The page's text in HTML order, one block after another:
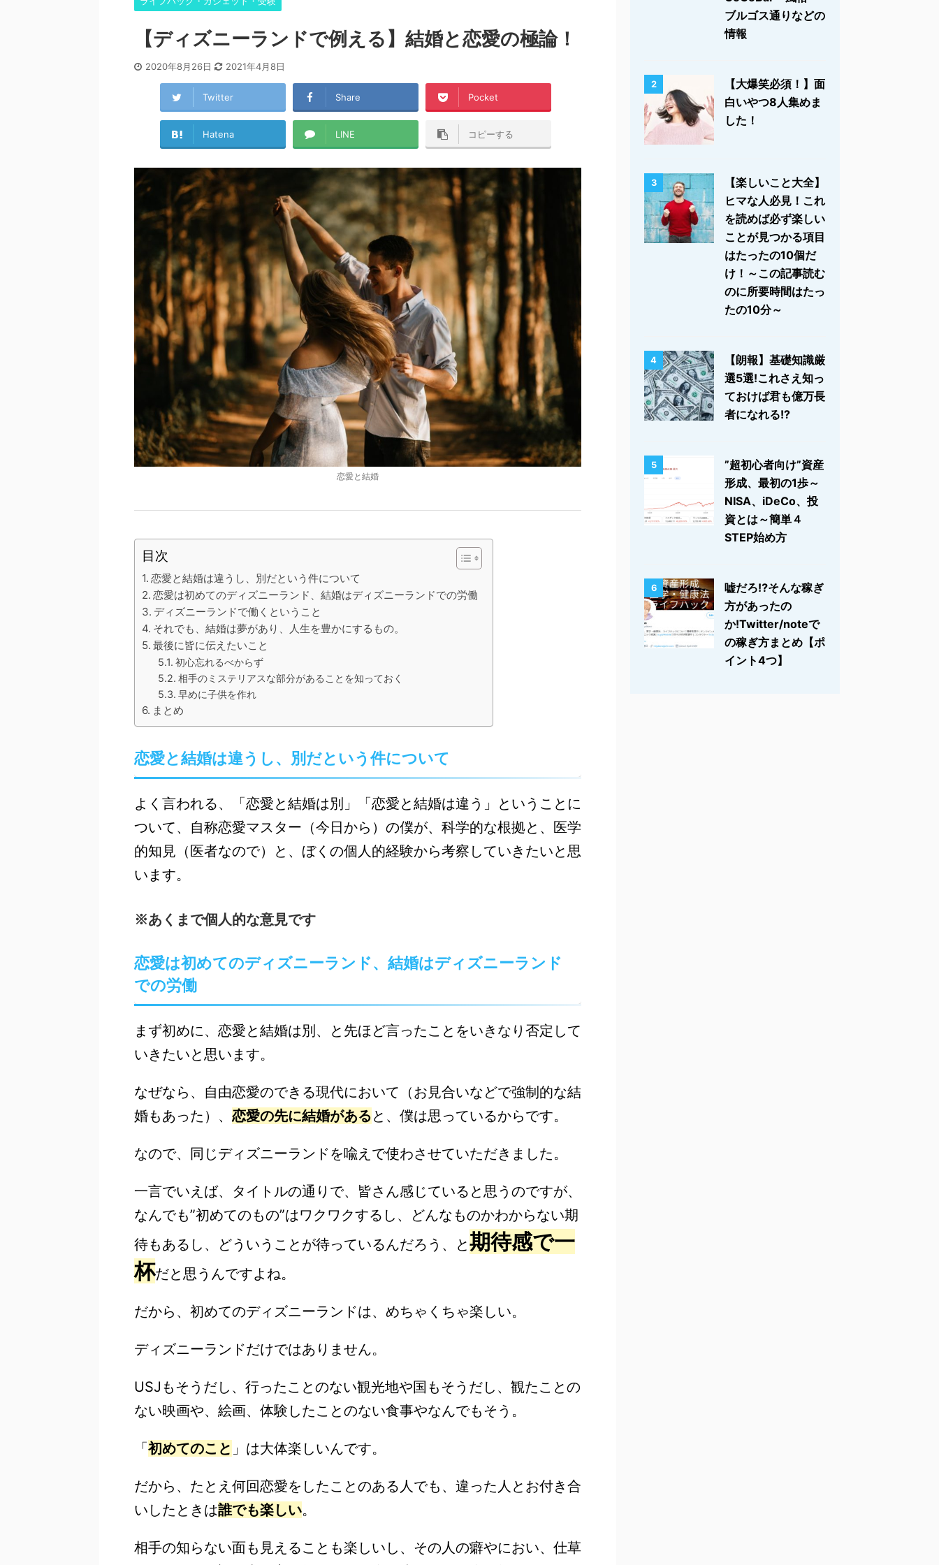
【ディズニーランドで例える】結婚と恋愛の極論！
2020年8月26日 2021年4月8日
Twitter Share Pocket
Hatena LINE コピーする
恋愛と結婚
目次
恋愛と結婚は違うし、別だという件について
恋愛は初めてのディズニーランド、結婚はディズニーランドでの労働
ディズニーランドで働くということ
それでも、結婚は夢があり、人生を豊かにするもの。
最後に皆に伝えたいこと
初心忘れるべからず
相手のミステリアスな部分があることを知っておく
早めに子供を作れ
まとめ
恋愛と結婚は違うし、別だという件について
よく言われる、「恋愛と結婚は別」「恋愛と結婚は違う」ということに
ついて、自称恋愛マスター（今日から）の僕が、科学的な根拠と、医学
的知見（医者なので）と、ぼくの個人的経験から考察していきたいと思
います。
※あくまで個人的な意見です
恋愛は初めてのディズニーランド、結婚はディズニーランド
での労働
まず初めに、恋愛と結婚は別、と先ほど言ったことをいきなり否定して
いきたいと思います。
なぜなら、自由恋愛のできる現代において（お見合いなどで強制的な結
婚もあった）、 恋愛の先に結婚があると、僕は思っているからです。
なので、同じディズニーランドを喩えで使わさせていただきました。
一言でいえば、タイトルの通りで、皆さん感じていると思うのですが、
なんでも”初めてのもの”はワクワクするし、どんなものかわからない期
待もあるし、どういうことが待っているんだろう、と期待感で一
杯だと思うんですよね。
だから、初めてのディズニーランドは、めちゃくちゃ楽しい。
ディズニーランドだけではありません。
USJもそうだし、行ったことのない観光地や国もそうだし、観たことの
ない映画や、絵画、体験したことのない食事やなんでもそう。
「初めてのこと 」は大体楽しいんです。
だから、たとえ何回恋愛をしたことのある人でも、違った人とお付き合
いしたときは誰でも楽しい。
相手の知らない面も見えることも楽しいし、その人の癖やにおい、仕草
ブルゴス通りなどの
情報
2
【大爆笑必須！】面
白いやつ8人集めま
した！
3
【楽しいこと大全】
ヒマな人必見！これ
を読めば必ず楽しい
ことが見つかる項目
はたったの10個だ
け！～この記事読む
のに所要時間はたっ
たの10分～
4
【朗報】基礎知識厳
選5選!これさえ知っ
ておけば君も億万長
者になれる!?
5
”超初心者向け”資産
形成、最初の1歩～
NISA、iDeCo、投
資とは～簡単４
STEP始め方
6
嘘だろ⁉そんな稼ぎ
方があったの
か!Twitter/noteで
の稼ぎ方まとめ【ポ
イント4つ】